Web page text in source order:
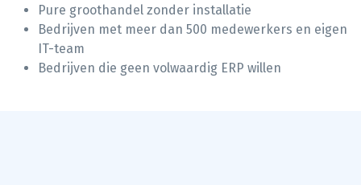
Pure groothandel zonder installatie
Bedrijven met meer dan 500 medewerkers en eigen
IT-team
Bedrijven die geen volwaardig ERP willen